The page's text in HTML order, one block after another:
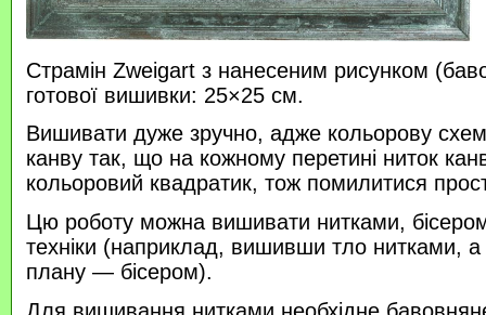
Страмін Zweigart з нанесеним рисунком
готової вишивки: 25×25 см.
Вишивати дуже зручно, адже кольорову
канву так, що на кожному перетині ниток
кольоровий квадратик, тож помилитися
Цю роботу можна вишивати нитками, бісером
техніки (наприклад, вишивши тло нитками, а
плану — бісером).